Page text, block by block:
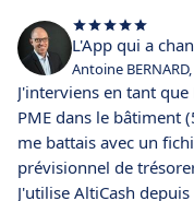
L'App qui a
Antoine
J'interviens en tant
PME dans le bâtiment
me battais avec un
prévisionnel de
J'utilise AltiCash